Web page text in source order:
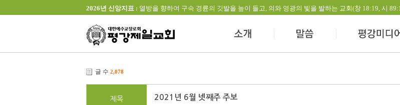
2026년 신앙지표 : 열방을 향하여 구속 경륜의 깃발을 높이 들고, 의와 영광의 빛을 발하는 교회(창 18:19, 시
글 수 2,078
제목 2021년 6월 넷째주 주보